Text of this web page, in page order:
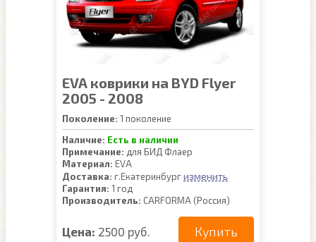
EVA коврики на BYD Flyer
2005 - 2008
Поколение: 1 поколение
Наличие: Есть в наличии
Примечание: для БИД Флаер
Материал: EVA
Доставка: г.Екатеринбургизменить
Гарантия: 1 год
Производитель: CARFORMA (Россия)
Цена: 2500 руб. Купить